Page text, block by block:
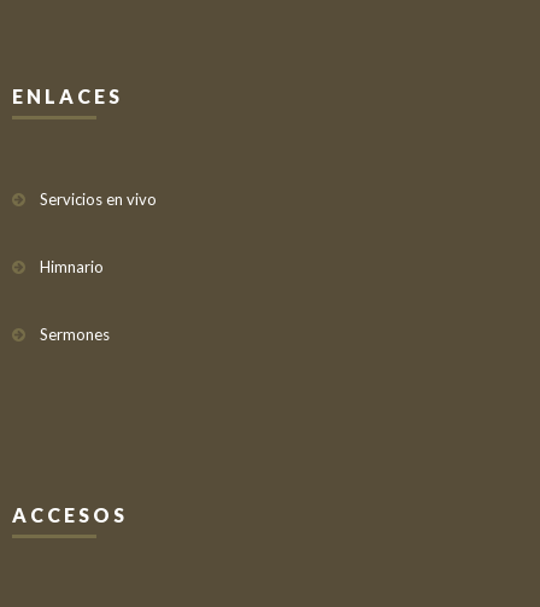
ENLACES
Servicios en vivo
Himnario
Sermones
ACCESOS